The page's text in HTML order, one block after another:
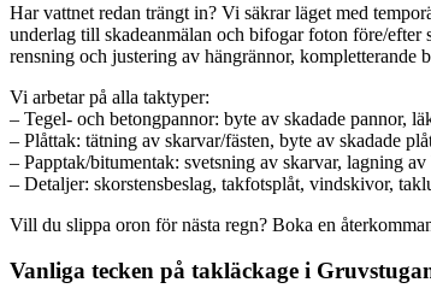
Har vattnet redan trängt in? Vi säkrar läget med
underlag till skadeanmälan och bifogar foton före/
rensning och justering av hängrännor, kompletterande
Vi arbetar på alla taktyper:
– Tegel- och betongpannor: byte av skadade pannor,
– Plåttak: tätning av skarvar/fästen, byte av skadade
– Papptak/bitumentak: svetsning av skarvar, lagning
– Detaljer: skorstensbeslag, takfotsplåt, vindskivor,
Vill du slippa oron för nästa regn? Boka en
Vanliga tecken på takläckage i